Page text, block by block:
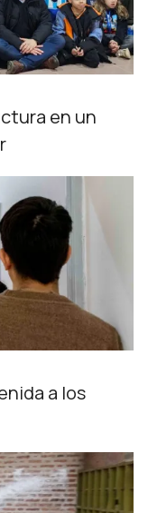
en un
a los